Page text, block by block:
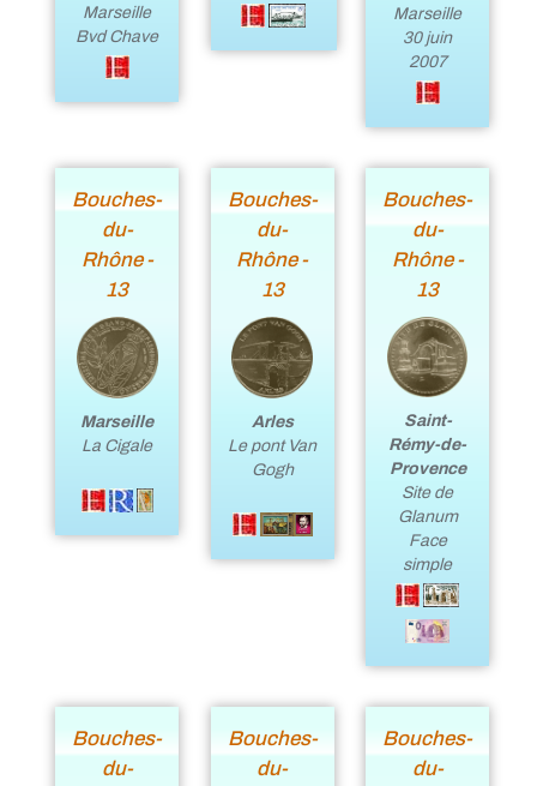
Marseille
Bvd Chave
Marseille
30 juin
2007
Bouches-
du-
Rhône -
13
Marseille
La Cigale
Bouches-
du-
Rhône -
13
Arles
Le pont Van
Gogh
Bouches-
du-
Rhône -
13
Saint-
Rémy-de-
Provence
Site de
Glanum
Face
simple
Bouches-
du-
Bouches-
du-
Bouches-
du-